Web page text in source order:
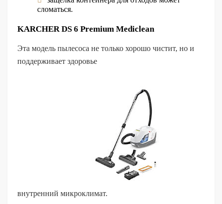
сломаться.
KARCHER DS 6 Premium Mediclean
Эта модель пылесоса не только хорошо чистит, но и
поддерживает здоровье
внутренний микроклимат.